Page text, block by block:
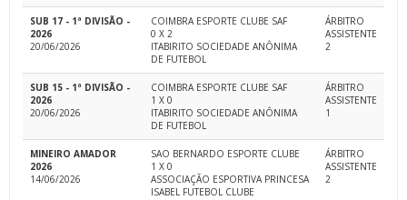
SUB 17 - 1ª DIVISÃO -
2026
20/06/2026
COIMBRA ESPORTE CLUBE SAF
0 X 2
ITABIRITO SOCIEDADE ANÔNIMA
DE FUTEBOL
ÁRBITRO
ASSISTENTE
2
SUB 15 - 1ª DIVISÃO -
2026
20/06/2026
COIMBRA ESPORTE CLUBE SAF
1 X 0
ITABIRITO SOCIEDADE ANÔNIMA
DE FUTEBOL
ÁRBITRO
ASSISTENTE
1
MINEIRO AMADOR
2026
14/06/2026
SAO BERNARDO ESPORTE CLUBE
1 X 0
ASSOCIAÇÃO ESPORTIVA PRINCESA
ISABEL FUTEBOL CLUBE
ÁRBITRO
ASSISTENTE
2